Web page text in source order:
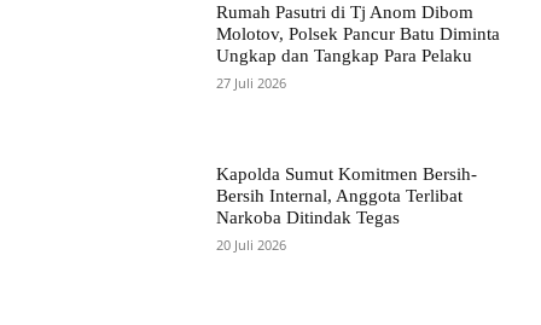
Rumah Pasutri di Tj Anom Dibom
Molotov, Polsek Pancur Batu Diminta
Ungkap dan Tangkap Para Pelaku
27 Juli 2026
Kapolda Sumut Komitmen Bersih-
Bersih Internal, Anggota Terlibat
Narkoba Ditindak Tegas
20 Juli 2026